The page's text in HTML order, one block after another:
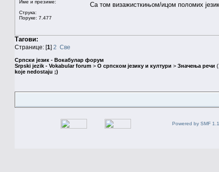
Име и презиме:
Струка:
Поруке: 7.477
Са том визажисткињом/ицом поломих
Тагови:
Странице: [1] 2 Све
Српски језик - Вокабулар форум
Srpski jezik - Vokabular forum > О српском језику и култури > Значења речи
koje nedostaju ;)
Powered by SMF